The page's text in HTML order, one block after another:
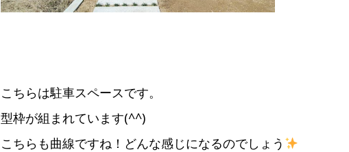
こちらは駐車スペースです。
型枠が組まれています(^^)
こちらも曲線ですね！どんな感じになるのでしょう